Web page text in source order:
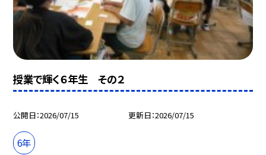
授業で輝く６年生 その２
公開日 2026/07/15 更新日 2026/07/15
6年